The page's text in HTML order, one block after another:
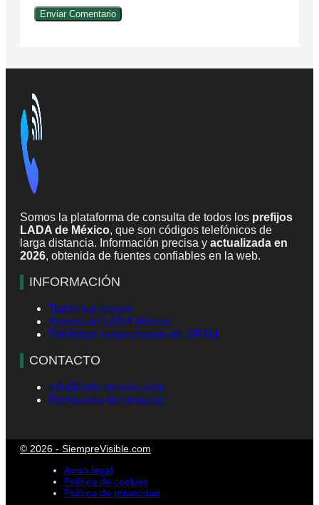
Somos la plataforma de consulta de todos los prefijos
LADA de México, que son códigos telefónicos de
larga distancia. Información precisa y actualizada en
2026, obtenida de fuentes confiables en la web.
INFORMACIÓN
Todas las claves
Acerca de LADA México
Teléfonos sospechosos de SPAM
CONTACTO
info@lada-mexico.com
Formulario de contacto
© 2026 - SiempreVisible.com
Aviso legal
Política de cookies
Política de privacidad